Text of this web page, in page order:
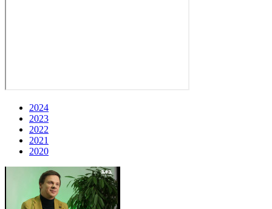
2024
2023
2022
2021
2020